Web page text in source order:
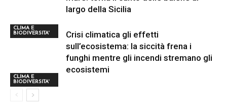
CLIMA E
BIODIVERSITA'
largo della Sicilia
CLIMA E
BIODIVERSITA'
Crisi climatica gli effetti
sull’ecosistema: la siccità frena i
funghi mentre gli incendi stremano gli
ecosistemi